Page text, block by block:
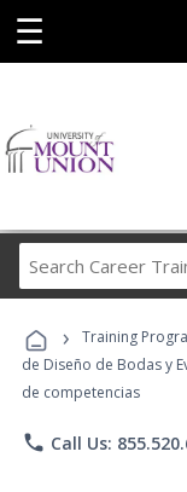
☰
› Training
de Diseño de Bodas y
de competencias
phone Call Us: